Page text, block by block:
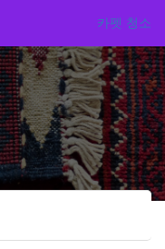
카펫 청소